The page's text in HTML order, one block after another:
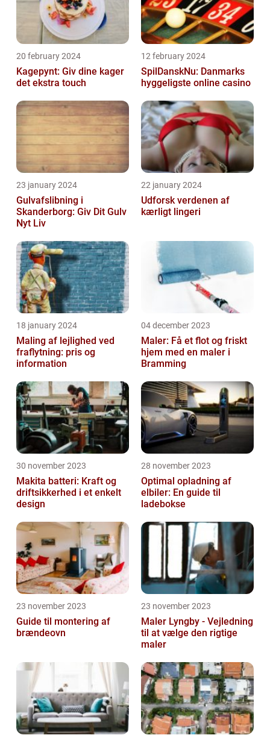
20 february 2024
Kagepynt: Giv dine kager
det ekstra touch
12 february 2024
SpilDanskNu: Danmarks
hyggeligste online casino
23 january 2024
Gulvafslibning i
Skanderborg: Giv Dit Gulv
Nyt Liv
22 january 2024
Udforsk verdenen af
kærligt lingeri
18 january 2024
Maling af lejlighed ved
fraflytning: pris og
information
04 december 2023
Maler: Få et flot og friskt
hjem med en maler i
Bramming
30 november 2023
Makita batteri: Kraft og
driftsikkerhed i et enkelt
design
28 november 2023
Optimal opladning af
elbiler: En guide til
ladebokse
23 november 2023
Guide til montering af
brændeovn
23 november 2023
Maler Lyngby - Vejledning
til at vælge den rigtige
maler